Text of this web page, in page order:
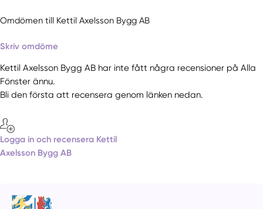
Omdömen till Kettil Axelsson Bygg AB
Skriv omdöme
Kettil Axelsson Bygg AB har inte fått några recensioner på Alla
Fönster ännu.
Bli den första att recensera genom länken nedan.
Logga in och recensera Kettil
Axelsson Bygg AB